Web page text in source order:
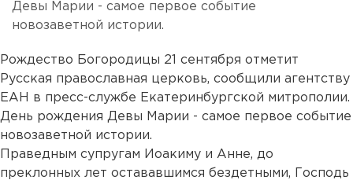
Девы Марии - самое первое событие
новозаветной истории.
Рождество Богородицы 21 сентября отметит
Русская православная церковь, сообщили агентству
ЕАН в пресс-службе Екатеринбургской митрополии.
День рождения Девы Марии - самое первое событие
новозаветной истории.
Праведным супругам Иоакиму и Анне, до
преклонных лет остававшимся бездетными, Господь